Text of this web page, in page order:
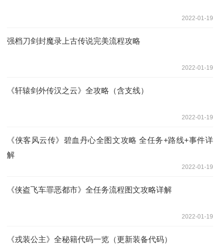
2022-01-19
强档刀剑封魔录上古传说完美流程攻略
2022-01-19
《轩辕剑外传汉之云》全攻略（含支线）
2022-01-19
《侠客风云传》碧血丹心全图文攻略 全任务+路线+事件详
解
2022-01-19
《侠盗飞车罪恶都市》全任务流程图文攻略详解
2022-01-19
《戎装公主》全秘籍代码一览（更新装备代码）